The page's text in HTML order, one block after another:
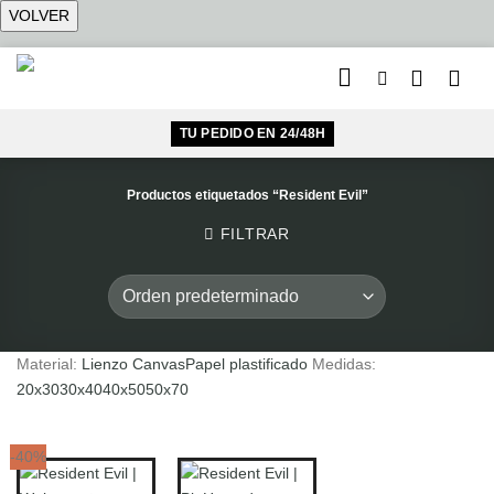
Saltar
TU PEDIDO EN 24/48H
Productos etiquetados “Resident Evil”
FILTRAR
Material: Lienzo CanvasPapel plastificado Medidas:
20x3030x4040x5050x70
-40%